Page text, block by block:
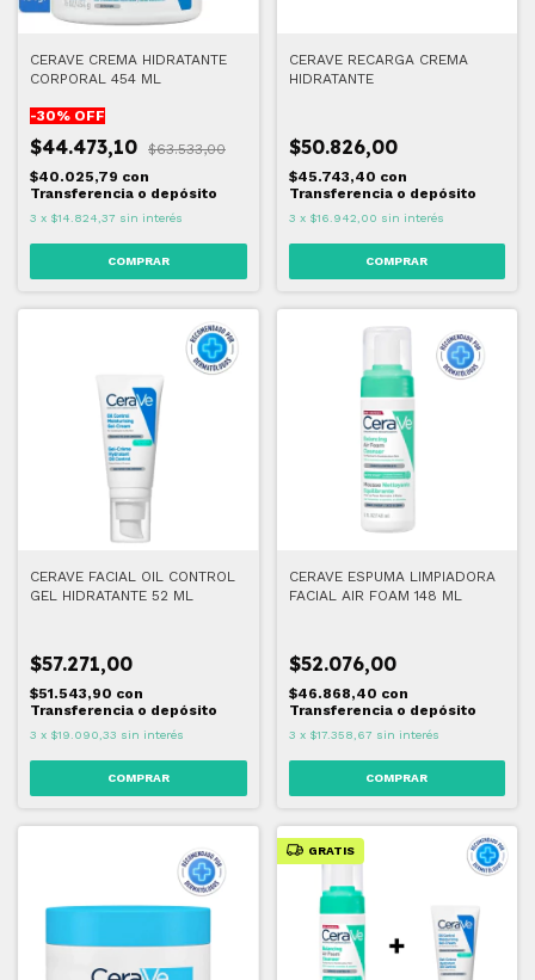
CERAVE CREMA HIDRATANTE
CORPORAL 454 ML
-30% OFF
$44.473,10
$63.533,00
$40.025,79 con
Transferencia o depósito
3 x $14.824,37 sin interés
CERAVE RECARGA CREMA
HIDRATANTE
$50.826,00
$45.743,40 con
Transferencia o depósito
3 x $16.942,00 sin interés
CERAVE FACIAL OIL CONTROL
GEL HIDRATANTE 52 ML
$57.271,00
$51.543,90 con
Transferencia o depósito
3 x $19.090,33 sin interés
CERAVE ESPUMA LIMPIADORA
FACIAL AIR FOAM 148 ML
$52.076,00
$46.868,40 con
Transferencia o depósito
3 x $17.358,67 sin interés
GRATIS